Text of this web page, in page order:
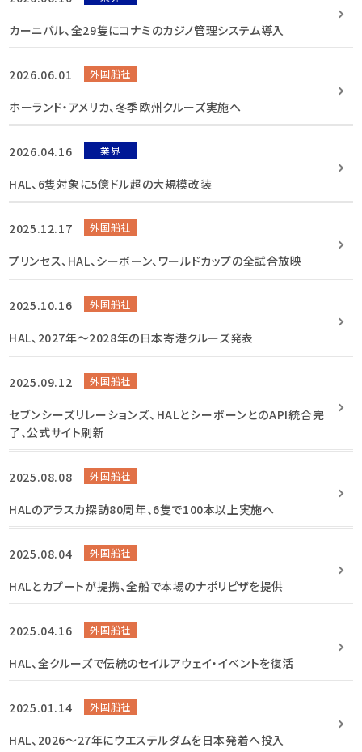
カーニバル、全29隻にコナミのカジノ管理システム導入
2026.06.01 外国船社
ホーランド・アメリカ、冬季欧州クルーズ実施へ
2026.04.16 業界
HAL、6隻対象に5億ドル超の大規模改装
2025.12.17 外国船社
プリンセス、HAL、シーボーン、ワールドカップの全試合放映
2025.10.16 外国船社
HAL、2027年〜2028年の日本寄港クルーズ発表
2025.09.12 外国船社
セブンシーズリレーションズ、HALとシーボーンとのAPI統合完
了、公式サイト刷新
2025.08.08 外国船社
HALのアラスカ探訪80周年、6隻で100本以上実施へ
2025.08.04 外国船社
HALとカプートが提携、全船で本場のナポリピザを提供
2025.04.16 外国船社
HAL、全クルーズで伝統のセイルアウェイ・イベントを復活
2025.01.14 外国船社
HAL、2026〜27年にウエステルダムを日本発着へ投入